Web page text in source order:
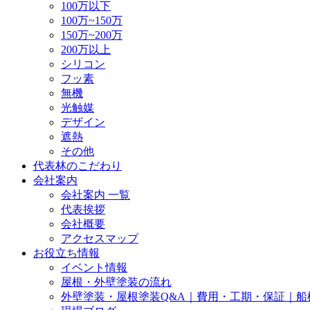
100万以下
100万~150万
150万~200万
200万以上
シリコン
フッ素
無機
光触媒
デザイン
遮熱
その他
代表林のこだわり
会社案内
会社案内 一覧
代表挨拶
会社概要
アクセスマップ
お役立ち情報
イベント情報
屋根・外壁塗装の流れ
外壁塗装・屋根塗装Q&A｜費用・工期・保証｜船